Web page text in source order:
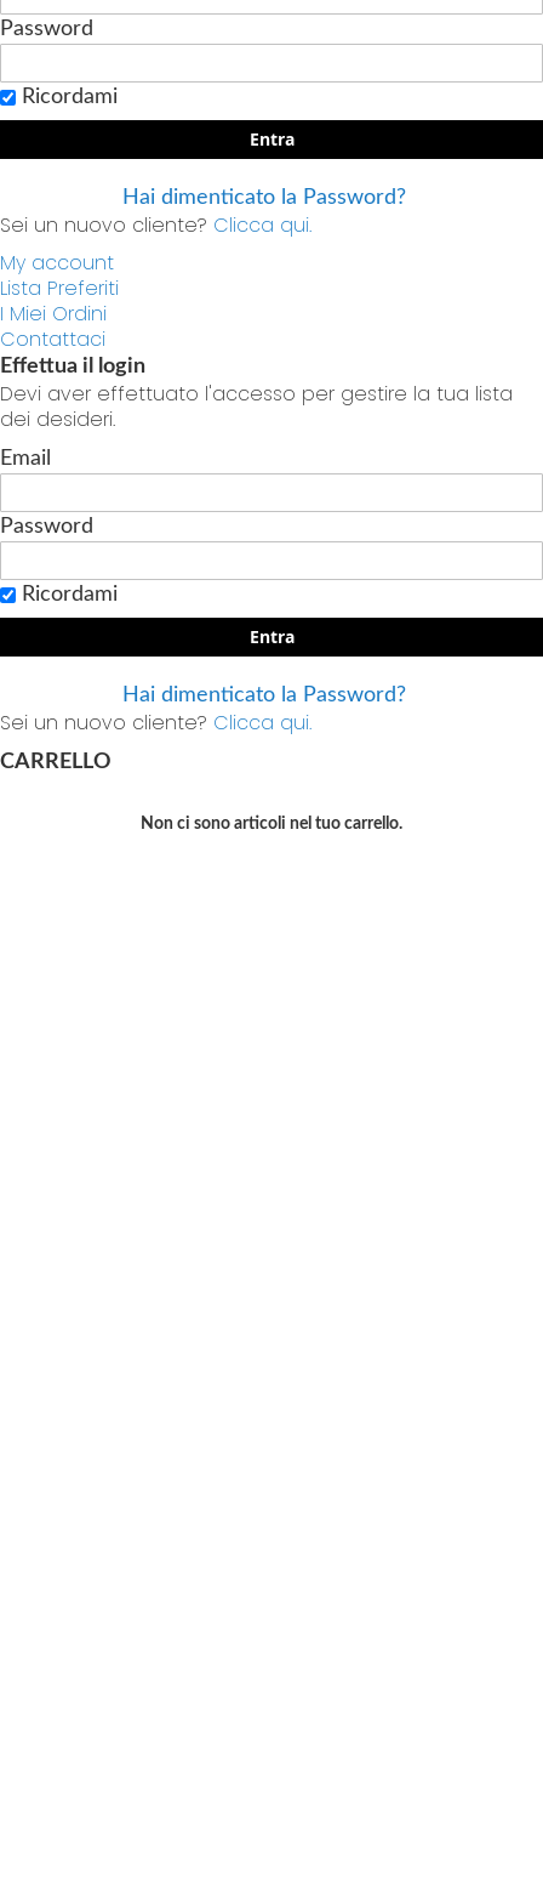
Password
Ricordami
Entra
Hai dimenticato la Password?
Sei un nuovo cliente? Clicca qui.
My account
Lista Preferiti
I Miei Ordini
Contattaci
Effettua il login
Devi aver effettuato l'accesso per gestire la tua lista
dei desideri.
Email
Password
Ricordami
Entra
Hai dimenticato la Password?
Sei un nuovo cliente? Clicca qui.
CARRELLO
Non ci sono articoli nel tuo carrello.